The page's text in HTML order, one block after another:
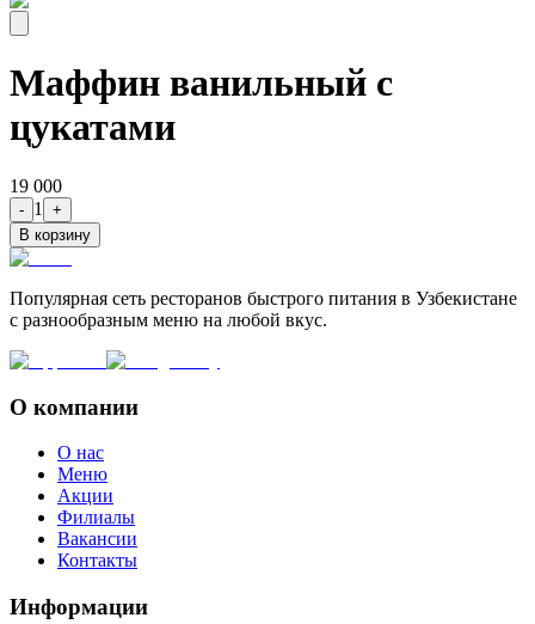
Маффин ванильный с
цукатами
19 000
- 1
+
В корзину
Популярная сеть ресторанов быстрого питания в Узбекистане
с разнообразным меню на любой вкус.
О компании
О нас
Меню
Акции
Филиалы
Вакансии
Контакты
Информации